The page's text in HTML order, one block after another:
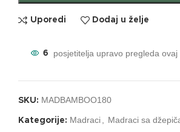
Uporedi Dodaj u želje
6 posjetitelja upravo pregleda ovaj
SKU: MADBAMBOO180
Kategorije: Madraci Madraci sa